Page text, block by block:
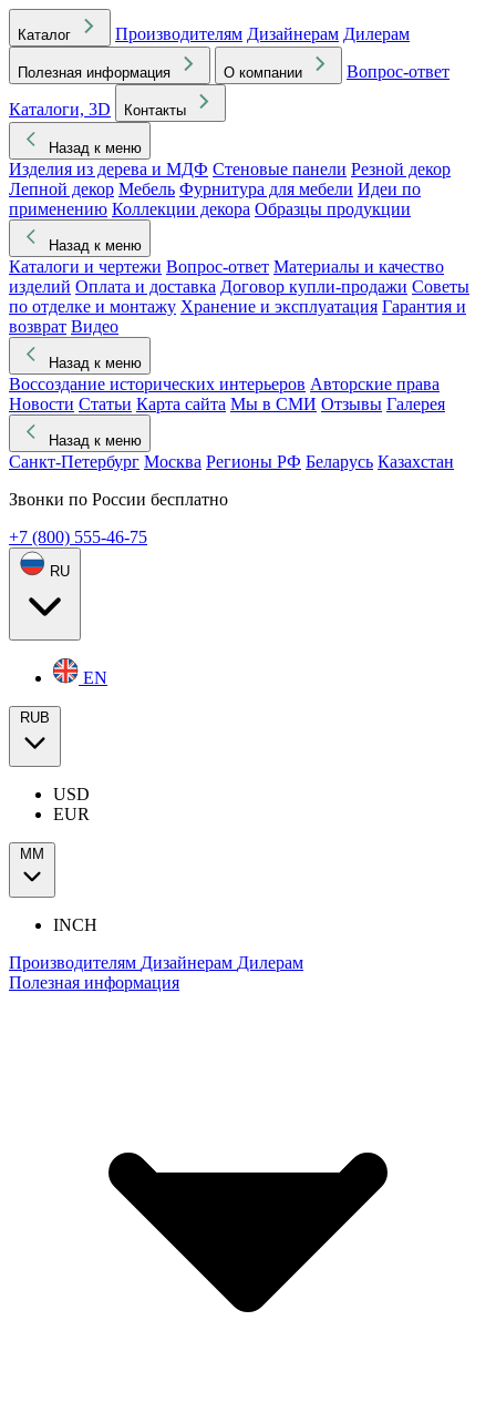
Каталог Производителям Дизайнерам Дилерам
Полезная информация О компании
Вопрос-ответ
Каталоги, 3D
Контакты
Назад к меню
Изделия из дерева и МДФ Стеновые панели Резной декор
Лепной декор Мебель Фурнитура для мебели Идеи по
применению Коллекции декора Образцы продукции
Назад к меню
Каталоги и чертежи Вопрос-ответ Материалы и качество
изделий Оплата и доставка Договор купли-продажи Советы
по отделке и монтажу Хранение и эксплуатация Гарантия и
возврат Видео
Назад к меню
Воссоздание исторических интерьеров Авторские права
Новости Статьи Карта сайта Мы в СМИ Отзывы Галерея
Назад к меню
Санкт-Петербург Москва Регионы РФ Беларусь Казахстан
Звонки по России бесплатно
+7 (800) 555-46-75
RU
EN
RUB
USD
EUR
ММ
INCH
Производителям Дизайнерам Дилерам
Полезная информация